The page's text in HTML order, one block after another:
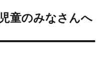
童のみなさんへ